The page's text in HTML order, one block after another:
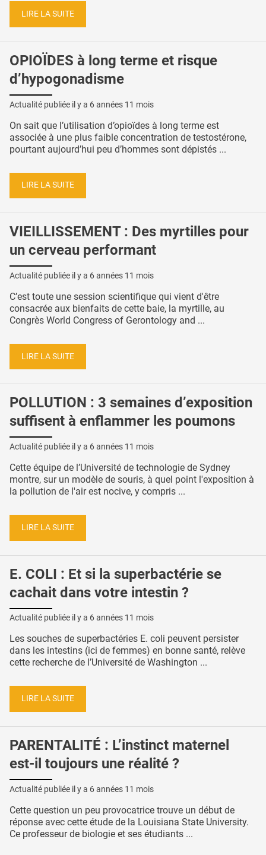
LIRE LA SUITE
OPIOÏDES à long terme et risque
d’hypogonadisme
Actualité publiée il y a 6 années 11 mois
On sait que l’utilisation d’opioïdes à long terme est
associée à une plus faible concentration de testostérone,
pourtant aujourd’hui peu d’hommes sont dépistés ...
LIRE LA SUITE
VIEILLISSEMENT : Des myrtilles pour
un cerveau performant
Actualité publiée il y a 6 années 11 mois
C’est toute une session scientifique qui vient d'être
consacrée aux bienfaits de cette baie, la myrtille, au
Congrès World Congress of Gerontology and ...
LIRE LA SUITE
POLLUTION : 3 semaines d’exposition
suffisent à enflammer les poumons
Actualité publiée il y a 6 années 11 mois
Cette équipe de l’Université de technologie de Sydney
montre, sur un modèle de souris, à quel point l'exposition à
la pollution de l'air est nocive, y compris ...
LIRE LA SUITE
E. COLI : Et si la superbactérie se
cachait dans votre intestin ?
Actualité publiée il y a 6 années 11 mois
Les souches de superbactéries E. coli peuvent persister
dans les intestins (ici de femmes) en bonne santé, relève
cette recherche de l’Université de Washington ...
LIRE LA SUITE
PARENTALITÉ : L’instinct maternel
est-il toujours une réalité ?
Actualité publiée il y a 6 années 11 mois
Cette question un peu provocatrice trouve un début de
réponse avec cette étude de la Louisiana State University.
Ce professeur de biologie et ses étudiants ...